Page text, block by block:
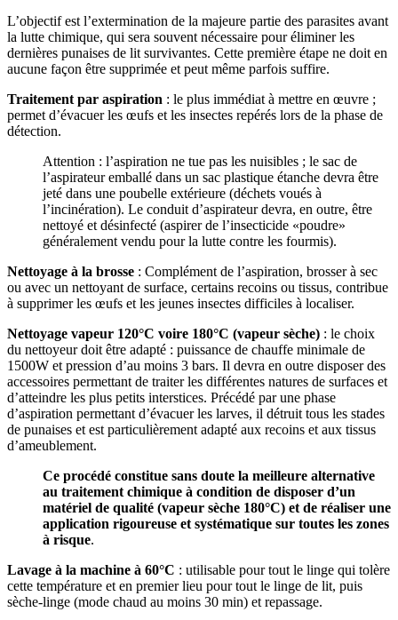
L’objectif est l’extermination de la majeure partie des parasites avant
la lutte chimique, qui sera souvent nécessaire pour éliminer les
dernières punaises de lit survivantes. Cette première étape ne doit en
aucune façon être supprimée et peut même parfois suffire.
Traitement par aspiration : le plus immédiat à mettre en œuvre ;
permet d’évacuer les œufs et les insectes repérés lors de la phase de
détection.
Attention : l’aspiration ne tue pas les nuisibles ; le sac de
l’aspirateur emballé dans un sac plastique étanche devra être
jeté dans une poubelle extérieure (déchets voués à
l’incinération). Le conduit d’aspirateur devra, en outre, être
nettoyé et désinfecté (aspirer de l’insecticide «poudre»
généralement vendu pour la lutte contre les fourmis).
Nettoyage à la brosse : Complément de l’aspiration, brosser à sec
ou avec un nettoyant de surface, certains recoins ou tissus, contribue
à supprimer les œufs et les jeunes insectes difficiles à localiser.
Nettoyage vapeur 120°C voire 180°C (vapeur sèche) : le choix
du nettoyeur doit être adapté : puissance de chauffe minimale de
1500W et pression d’au moins 3 bars. Il devra en outre disposer des
accessoires permettant de traiter les différentes natures de surfaces et
d’atteindre les plus petits interstices. Précédé par une phase
d’aspiration permettant d’évacuer les larves, il détruit tous les stades
de punaises et est particulièrement adapté aux recoins et aux tissus
d’ameublement.
Ce procédé constitue sans doute la meilleure alternative
au traitement chimique à condition de disposer d’un
matériel de qualité (vapeur sèche 180°C) et de réaliser une
application rigoureuse et systématique sur toutes les zones
à risque.
Lavage à la machine à 60°C : utilisable pour tout le linge qui tolère
cette température et en premier lieu pour tout le linge de lit, puis
sèche-linge (mode chaud au moins 30 min) et repassage.